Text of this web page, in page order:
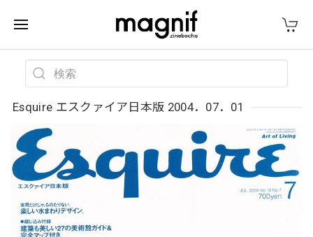
Esquire エスクァイア日本版 2004．07．01